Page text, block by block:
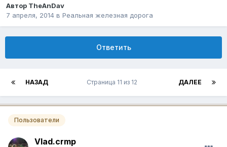
Автор TheAnDav
7 апреля, 2014 в Реальная железная дорога
Ответить
НАЗАД ДАЛЕЕ
Страница 11 из 12
Пользователи
Vlad.crmp